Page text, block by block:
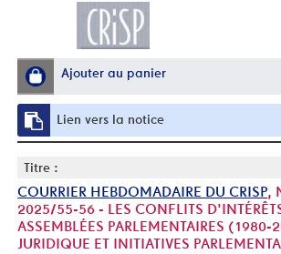
Ajouter au panier
Lien vers la notice
Titre :
COURRIER HEBDOMADAIRE DU CRISP,
2025/55-56 - LES CONFLITS
ASSEMBLÉES PARLEMENTAIRES
JURIDIQUE ET INITIATIVES